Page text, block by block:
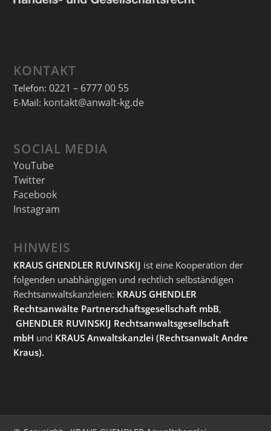
KONTAKT
Telefon: 0221 – 6777 00 55
E-Mail: kontakt@anwalt-kg.de
SOCIAL MEDIA
YouTube
Twitter
Facebook
Instagram
HINWEIS
KRAUS GHENDLER RUVINSKIJ ist eine Kooperation der
folgenden unabhängigen und rechtlich selbständigen
Rechtsanwaltskanzleien: KRAUS GHENDLER
Rechtsanwälte Partnerschaftsgesellschaft mbB,
GHENDLER RUVINSKIJ Rechtsanwaltsgesellschaft
mbH und KRAUS Anwaltskanzlei (Rechtsanwalt Andre
Kraus).